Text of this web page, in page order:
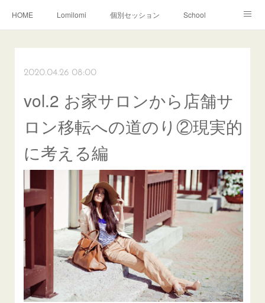
HOME Lomilomi 個別セッション School
School無料説明会
2020.04.26 08:00
vol.2 お家サロンから店舗サ
ロン移転への道のり②現実的
に考える編